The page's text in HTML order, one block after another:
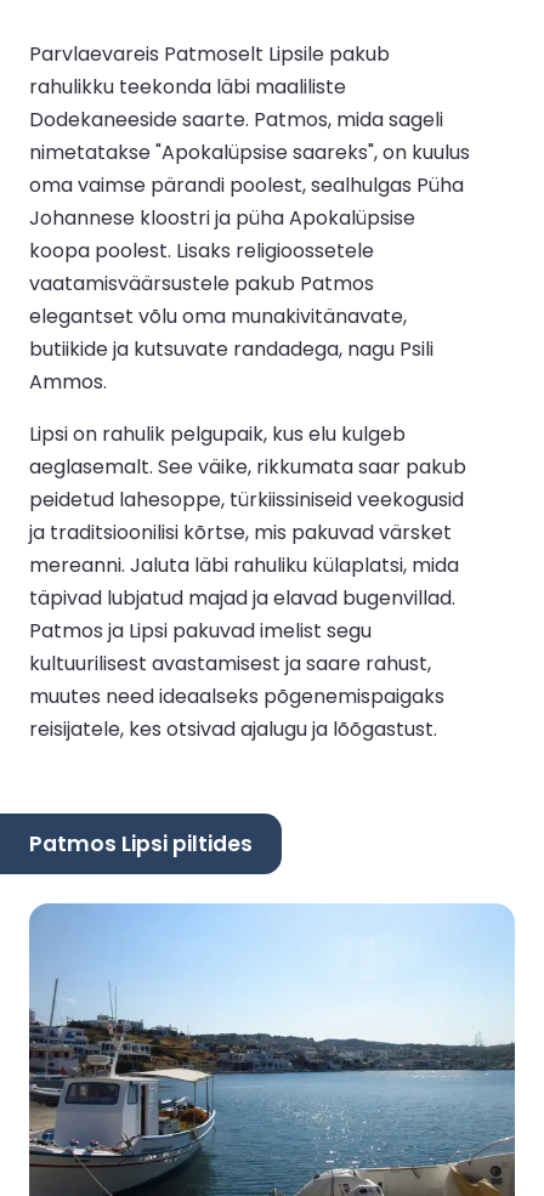
Parvlaevareis Patmoselt Lipsile pakub
rahulikku teekonda läbi maaliliste
Dodekaneeside saarte. Patmos, mida sageli
nimetatakse "Apokalüpsise saareks", on kuulus
oma vaimse pärandi poolest, sealhulgas Püha
Johannese kloostri ja püha Apokalüpsise
koopa poolest. Lisaks religioossetele
vaatamisväärsustele pakub Patmos
elegantset võlu oma munakivitänavate,
butiikide ja kutsuvate randadega, nagu Psili
Ammos.
Lipsi on rahulik pelgupaik, kus elu kulgeb
aeglasemalt. See väike, rikkumata saar pakub
peidetud lahesoppe, türkiissiniseid veekogusid
ja traditsioonilisi kõrtse, mis pakuvad värsket
mereanni. Jaluta läbi rahuliku külaplatsi, mida
täpivad lubjatud majad ja elavad bugenvillad.
Patmos ja Lipsi pakuvad imelist segu
kultuurilisest avastamisest ja saare rahust,
muutes need ideaalseks põgenemispaigaks
reisijatele, kes otsivad ajalugu ja lõõgastust.
Patmos Lipsi piltides